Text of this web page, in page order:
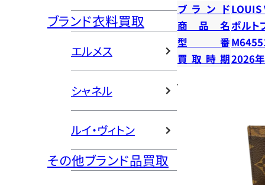
ブランド衣料買取
エルメス
シャネル
ルイ・ヴィトン
その他ブランド品買取
ブランドLOUIS
商品名ポルト
型番
買取時期2026